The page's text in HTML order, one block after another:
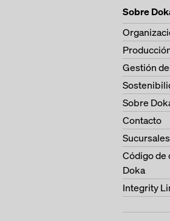
Sobre
Gestión
Sobre
Contacto
Sucursales
Código de
Doka
Integrity